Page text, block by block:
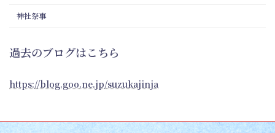
神社祭事
過去のブログはこちら
https://blog.goo.ne.jp/suzukajinja